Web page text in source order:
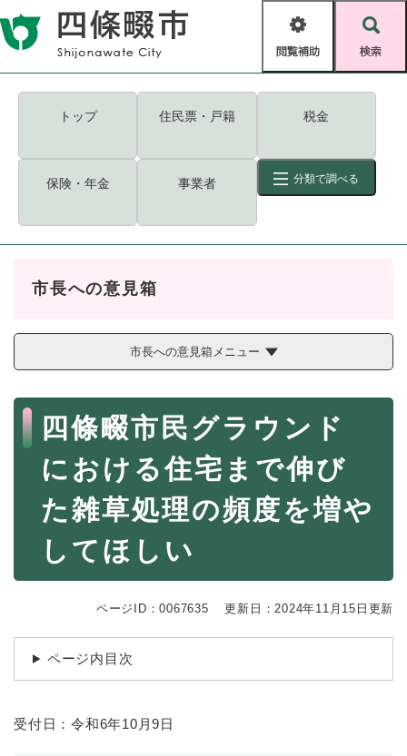
ー
ジ
メニューを飛ばして本文へ
閲
Foreign language
読み上げ・ふりがな
文字サイズ 拡大 背景色変更 白 黒 青
キーワード 検索
検索
トップ 住民票・戸籍 税金
保険・年金 事業者 分類で調べる
ら
し
・
き
の
メ
ニ
ュ
ー
ら
登録・届け出・証明
マイナンバー
税金
住まい
交通
地域活動・コミュニティ
消費生活
市長への意見箱
市長への意見箱メニュー
本
文
四條畷市民グラウンド
における住宅まで伸び
た雑草処理の頻度を増や
してほしい
ページID：0067635 更新日：2024年11月15日更新
ページ内目次
受付日：令和6年10月9日